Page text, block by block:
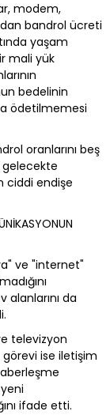
modem,
bandrol ücreti
yaşam
mali yük
bedelinin
ödetilmemesi
oranlarını beş
gelecekte
ciddi endişe
ve "internet"
da
televizyon
görevi ise iletişim
yeni
ifade etti.